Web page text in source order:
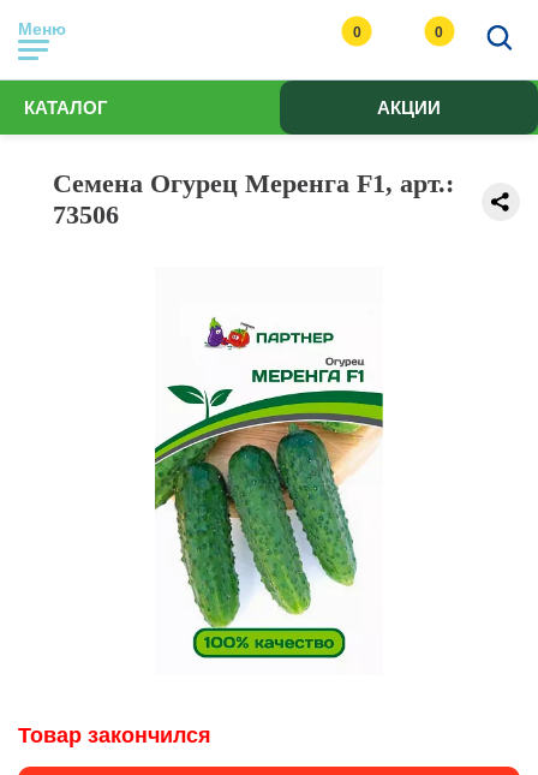
Меню 0 0
КАТАЛОГ АКЦИИ
Семена Огурец Меренга F1, арт.:
73506
Товар закончился